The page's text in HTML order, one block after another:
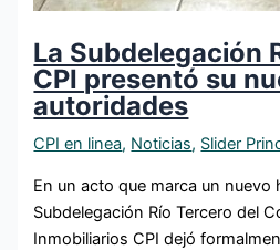
La Subdelegación
CPI presentó su
autoridades
CPI en linea, Noticias, Slider
En un acto que marca un nuevo
Subdelegación Río Tercero del
Inmobiliarios CPI dejó